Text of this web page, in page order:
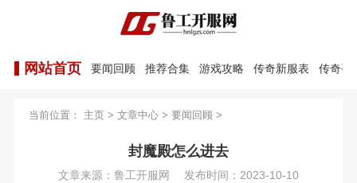
网站首页 要闻回顾 推荐合集 游戏攻略 传奇新服表 传奇手
当前位置： 主页> 文章中心> 要闻回顾 >
封魔殿怎么进去
文章来源：鲁工开服网 发布时间：2023-10-10